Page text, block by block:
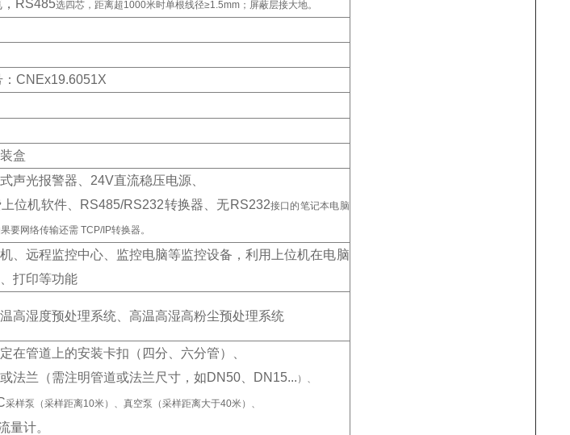
RS485选四芯，距离超1000米时单根线径≥1.5mm；屏蔽层接大地。
：CNEx19.6051X
盒
声光报警器、24V直流稳压电源、
位机软件、RS485/RS232转换器、无RS232接口的笔记本电脑
要网络传输还需 TCP/IP转换器。
、远程监控中心、监控电脑等监控设备，利用上位机在电脑
打印等功能
高湿度预处理系统、高温高湿高粉尘预处理系统
在管道上的安装卡扣（四分、六分管）、
法兰（需注明管道或法兰尺寸，如DN50、DN15... ）、
采样泵（采样距离10米）、真空泵（采样距离大于40米）、
量计。